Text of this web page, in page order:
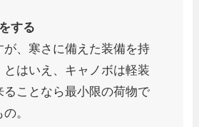
する
が、寒さに備えた装備を持
とはいえ、キャノボは軽装
ることなら最小限の荷物で
。